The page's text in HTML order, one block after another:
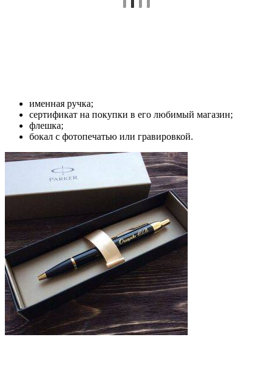
именная ручка;
сертификат на покупки в его любимый магазин;
флешка;
бокал с фотопечатью или гравировкой.